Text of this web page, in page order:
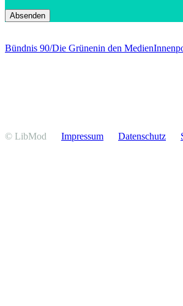
Bündnis 90/Die Grünenin den Medien
© LibMod Impressum Daten­schutz